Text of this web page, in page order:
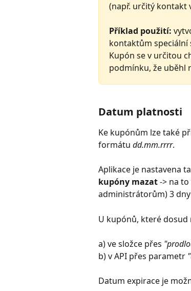
(např. určitý kontakt
Příklad použití:
kontaktům speciální
Kupón se v určitou
podmínku, že uběhl
Datum platnosti
Ke kupónům lze také
formátu dd.mm.rrrr.
Aplikace je nastavena
kupóny mazat -> na
administrátorům) 3
U kupónů, které dosud
a) ve složce přes
b) v API přes parametr
Datum expirace je